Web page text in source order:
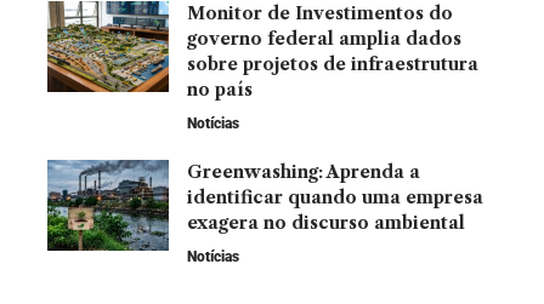
Monitor de Investimentos do
governo federal amplia dados
sobre projetos de infraestrutura
no país
Notícias
Greenwashing: Aprenda a
identificar quando uma empresa
exagera no discurso ambiental
Notícias